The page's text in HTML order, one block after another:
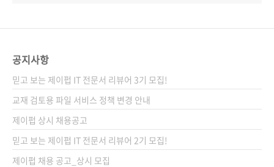
공지사항
믿고 보는 제이펍 IT 전문서 리뷰어 3기 모집!
교재 검토용 파일 서비스 정책 변경 안내
제이펍 상시 채용공고
믿고 보는 제이펍 IT 전문서 리뷰어 2기 모집!
제이펍 채용 공고_상시 모집